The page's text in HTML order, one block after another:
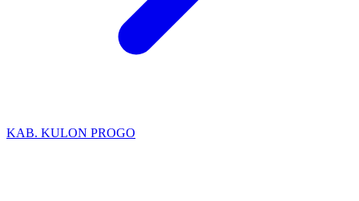
KAB. KULON PROGO